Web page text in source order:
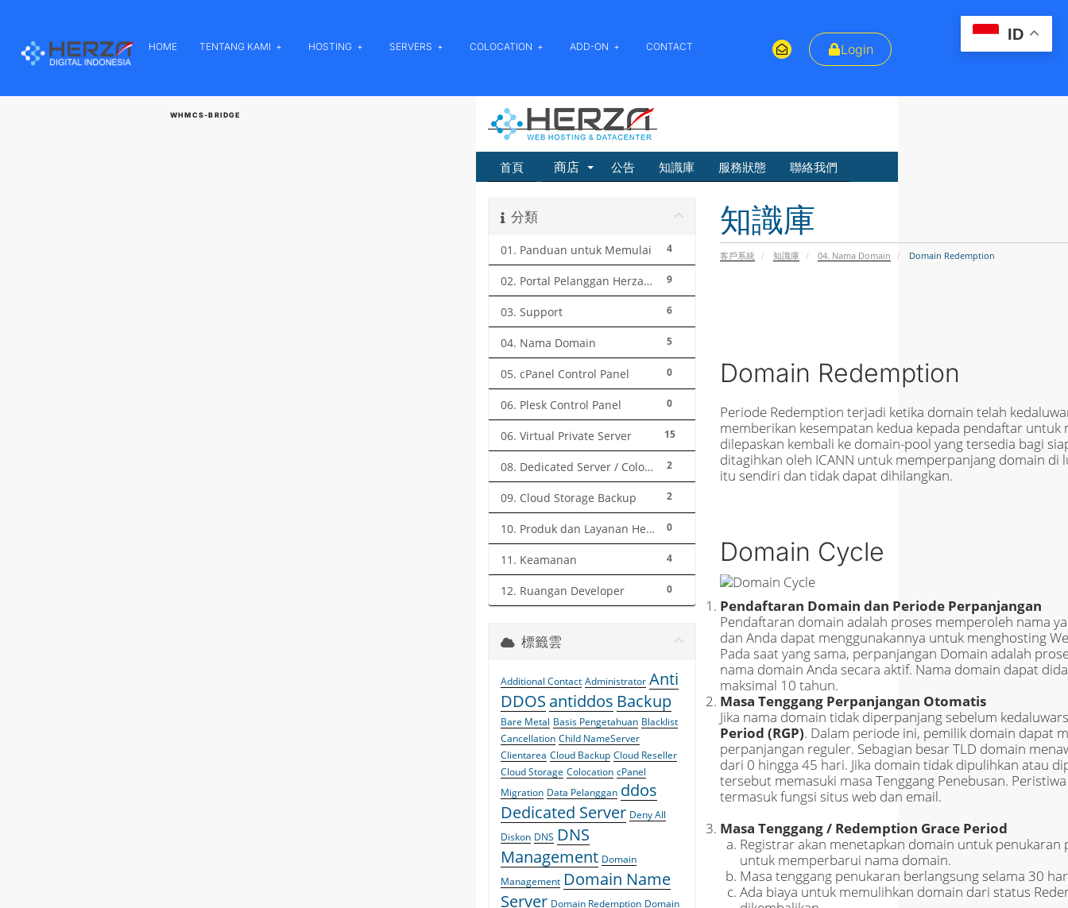
HOME TENTANG KAMI HOSTING SERVERS COLOCATION ADD-ON CONTACT Login
WHMCS-BRIDGE
首頁 商店 公告 知識庫 服務狀態 聯絡我們
知識庫
客戶系統 知識庫 04. Nama Domain Domain Redemption
分類
4
01. Panduan untuk Memulai
9
02. Portal Pelanggan Herza.ID
6
03. Support
5
04. Nama Domain
0
05. cPanel Control Panel
0
06. Plesk Control Panel
15
06. Virtual Private Server
2
08. Dedicated Server / Colocation
2
09. Cloud Storage Backup
0
10. Produk dan Layanan Herza.ID
4
11. Keamanan
0
12. Ruangan Developer
Domain Redemption
Periode Redemption terjadi ketika domain telah
memberikan kesempatan kedua kepada pendaftar
dilepaskan kembali ke domain-pool yang tersedia bagi
ditagihkan oleh ICANN untuk memperpanjang domain
itu sendiri dan tidak dapat dihilangkan.
Domain Cycle
Pendaftaran Domain dan Periode Perpanjangan
Pendaftaran domain adalah proses memperoleh nama
dan Anda dapat menggunakannya untuk menghosting
Pada saat yang sama, perpanjangan Domain adalah
nama domain Anda secara aktif. Nama domain dapat
maksimal 10 tahun.
Masa Tenggang Perpanjangan Otomatis
Jika nama domain tidak diperpanjang sebelum
Period (RGP). Dalam periode ini, pemilik domain dapat
perpanjangan reguler. Sebagian besar TLD domain
dari 0 hingga 45 hari. Jika domain tidak dipulihkan atau
tersebut memasuki masa Tenggang Penebusan.
termasuk fungsi situs web dan email.
Masa Tenggang / Redemption Grace Period
Registrar akan menetapkan domain untuk
untuk memperbarui nama domain.
Masa tenggang penukaran berlangsung selama 30
Ada biaya untuk memulihkan domain dari status
標籤雲
Additional Contact Administrator Anti
DDOS antiddos Backup
Bare Metal Basis Pengetahuan Blacklist
Cancellation Child NameServer
Clientarea Cloud Backup Cloud Reseller
Cloud Storage Colocation cPanel
Migration Data Pelanggan ddos
Dedicated Server Deny All
Diskon DNS DNS
Management Domain
Management Domain Name
Server Domain Redemption Domain
ID